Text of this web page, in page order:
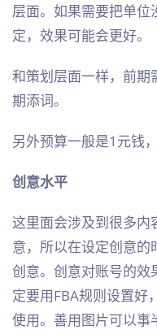
层面。如果需要把单位
定，效果可能会更好。
和策划层面一样，前期
期添词。
另外预算一般是1元钱
创意水平
这里面会涉及到很多内
意，所以在设定创意的
创意。创意对账号的效
定要用FBA规则设置好
使用。善用图片可以事